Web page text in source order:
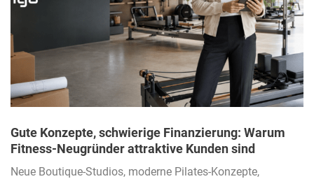
Gute Konzepte, schwierige Finanzierung: Warum
Fitness-Neugründer attraktive Kunden sind
Neue Boutique-Studios, moderne Pilates-Konzepte,